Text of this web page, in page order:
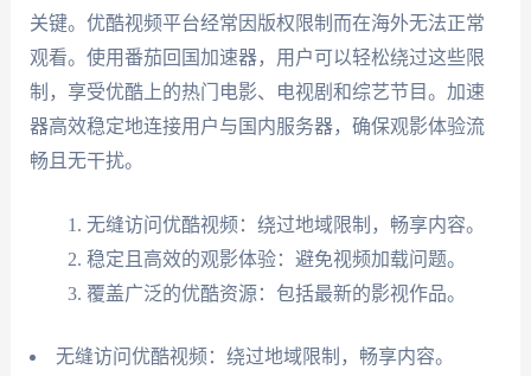
关键。优酷视频平台经常因版权限制而在海外无法正常
观看。使用番茄回国加速器，用户可以轻松绕过这些限
制，享受优酷上的热门电影、电视剧和综艺节目。加速
器高效稳定地连接用户与国内服务器，确保观影体验流
畅且无干扰。
无缝访问优酷视频：绕过地域限制，畅享内容。
稳定且高效的观影体验：避免视频加载问题。
覆盖广泛的优酷资源：包括最新的影视作品。
无缝访问优酷视频：绕过地域限制，畅享内容。